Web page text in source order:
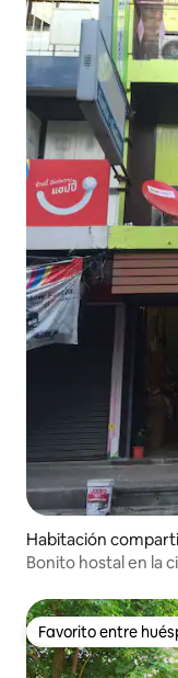
Sin embargo,
inmediato y cerca si
interacción a través
una mejor
Traslados desde o
Aeropuerto
Mueang: 1.300 thb
Suvarnabhumi:
lugar de la zona de
Paquetes
de comida
thb/persona -
persona - Viaje en
thb/persona
especiales
Excursión en barco:
(Crucero alrededor
flotante de
Jardín Amphawa
ofrece el mismo
Te hace sentir
casa de un amigo.
servicios
vida rural real, El
respuesta
una idea de la vida
Servimos como
amigo.Nosotros
de nuestros
como un nativo o
tradicionales, ven
Habitación
Bonito hostal en la
Favorito entre
Favorito entre